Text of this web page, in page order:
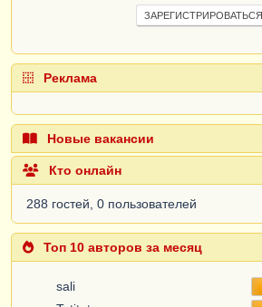
ЗАРЕГИСТРИРОВАТЬСЯ
Реклама
Новые вакансии
Кто онлайн
288 гостей, 0 пользователей
Топ 10 авторов за месяц
sali